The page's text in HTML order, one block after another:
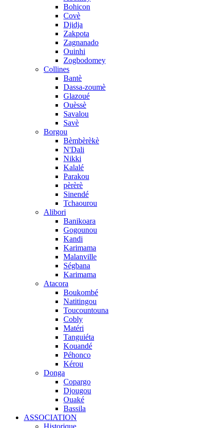
Bohicon
Covè
Djidja
Zakpota
Zagnanado
Ouinhi
Zogbodomey
Collines
Bantè
Dassa-zoumè
Glazoué
Ouèssè
Savalou
Savè
Borgou
Bèmbèrèkè
N'Dali
Nikki
Kalalé
Parakou
pèrèrè
Sinendé
Tchaourou
Alibori
Banikoara
Gogounou
Kandi
Karimama
Malanville
Ségbana
Karimama
Atacora
Boukombé
Natitingou
Toucountouna
Cobly
Matéri
Tanguiéta
Kouandé
Péhonco
Kérou
Donga
Copargo
Djougou
Ouaké
Bassila
ASSOCIATION
Historique